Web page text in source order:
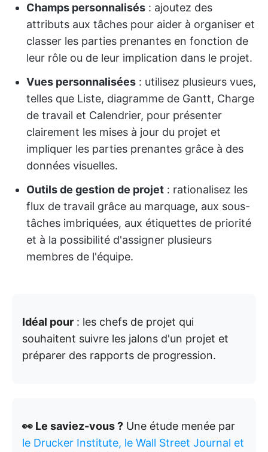
Champs personnalisés : ajoutez des
attributs aux tâches pour aider à organiser et
classer les parties prenantes en fonction de
leur rôle ou de leur implication dans le projet.
Vues personnalisées : utilisez plusieurs vues,
telles que Liste, diagramme de Gantt, Charge
de travail et Calendrier, pour présenter
clairement les mises à jour du projet et
impliquer les parties prenantes grâce à des
données visuelles.
Outils de gestion de projet : rationalisez les
flux de travail grâce au marquage, aux sous-
tâches imbriquées, aux étiquettes de priorité
et à la possibilité d'assigner plusieurs
membres de l'équipe.
Idéal pour : les chefs de projet qui
souhaitent suivre les jalons d'un projet et
préparer des rapports de progression.
👀 Le saviez-vous ? Une étude menée par
le Drucker Institute, le Wall Street Journal et